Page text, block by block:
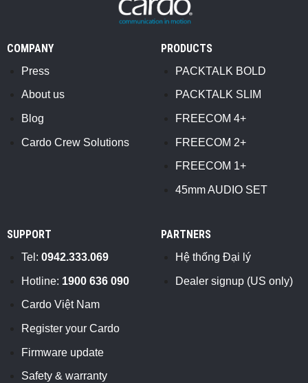
COMPANY
Press
About us
Blog
Cardo Crew Solutions
PRODUCTS
PACKTALK BOLD
PACKTALK SLIM
FREECOM 4+
FREECOM 2+
FREECOM 1+
45mm AUDIO SET
SUPPORT
Tel: 0942.333.069
Hotline: 1900 636 090
Cardo Việt Nam
Register your Cardo
Firmware update
Safety & warranty
PARTNERS
Hệ thống Đại lý
Dealer signup (US only)